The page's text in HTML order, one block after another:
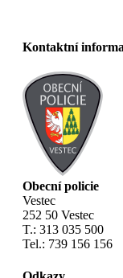
Kontaktní
Obecní policie
Vestec
252 50 Vestec
T.: 313 035 500
Tel.: 739 156 156